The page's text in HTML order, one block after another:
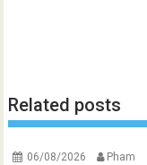
Related posts
06/08/2026 Pham